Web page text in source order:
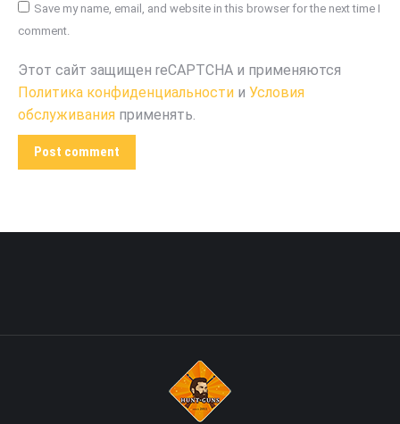
Save my name, email, and website in this browser for the next time I
comment.
Этот сайт защищен reCAPTCHA и применяются
Политика конфиденциальности и Условия
обслуживания применять.
Post comment